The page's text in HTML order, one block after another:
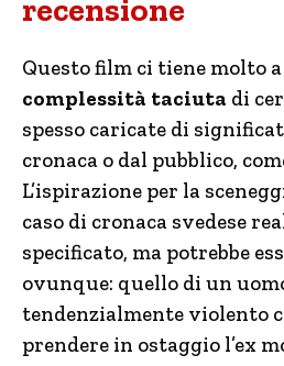
recensione
Questo film ci tiene molto
complessità taciuta di
spesso caricate di
cronaca o dal pubblico,
L’ispirazione per la
caso di cronaca svedese
specificato, ma potrebbe
ovunque: quello di un
tendenzialmente violento
prendere in ostaggio l’ex